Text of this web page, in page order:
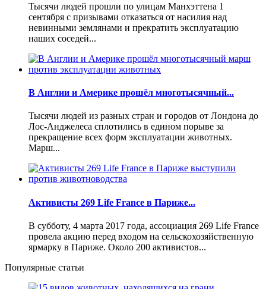
Тысячи людей прошли по улицам Манхэттена 1
сентября с призывами отказаться от насилия над
невинными землянами и прекратить эксплуатацию
наших соседей...
В Англии и Америке прошёл многотысячный...
Тысячи людей из разных стран и городов от Лондона до
Лос-Анджелеса сплотились в едином порыве за
прекращение всех форм эксплуатации животных.
Марш...
Активисты 269 Life France в Париже...
В субботу, 4 марта 2017 года, ассоциация 269 Life France
провела акцию перед входом на сельскохозяйственную
ярмарку в Париже. Около 200 активистов...
Популярные статьи